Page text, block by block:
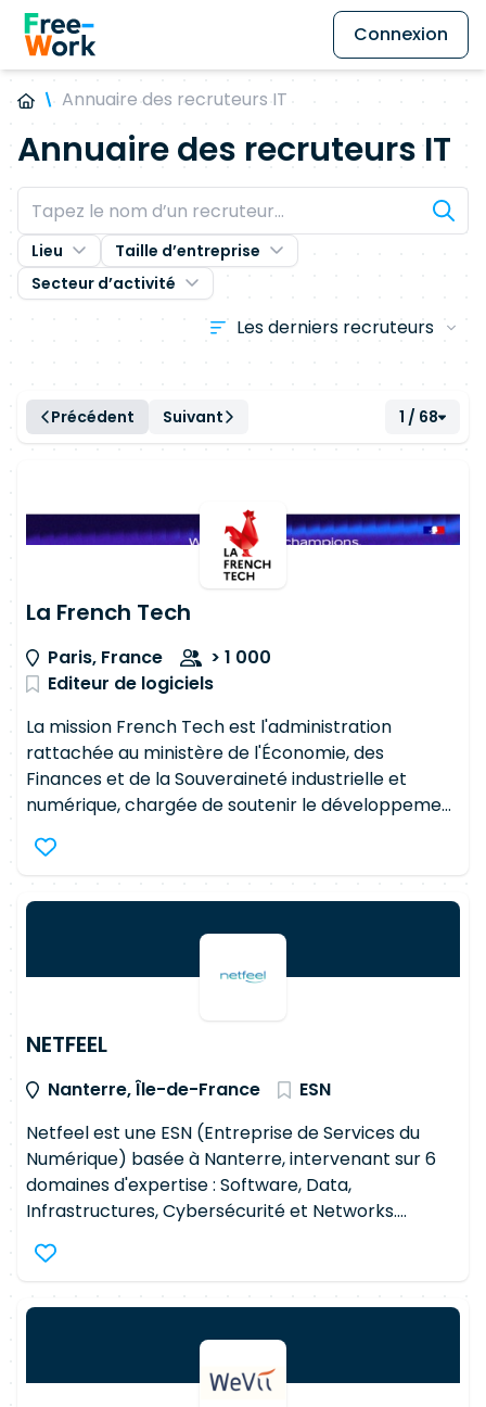
Connexion
Annuaire des recruteurs IT
Annuaire des recruteurs IT
Lieu
Taille d’entreprise
Secteur d’activité
Précédent Suivant 1 / 68
La French Tech
Paris, France
> 1 000
Editeur de logiciels
La mission French Tech est l'administration
rattachée au ministère de l'Économie, des
Finances et de la Souveraineté industrielle et
numérique, chargée de soutenir le développement
des start-up et scale-up françaises et de fédérer
l'écosystème, en France et à l'international. 1,1
par l'ensemble des start-up françaises, en France
et à l'international. Et les pépites françaises
opportunités en tech ici et bien d'autres une fois
NETFEEL
Nanterre, Île-de-France
ESN
Netfeel est une ESN (Entreprise de Services du
Numérique) basée à Nanterre, intervenant sur 6
domaines d'expertise : Software, Data,
Infrastructures, Cybersécurité et Networks.
Fondée il y a 3 ans, elle compte une équipe de 90
consultants et affiche une croissance
positionnement différenciant : placer le bien-être
des collaborateurs au cœur de sa stratégie, avec
une culture d'entreprise engagée et une approche
recrutement transparente et agile.